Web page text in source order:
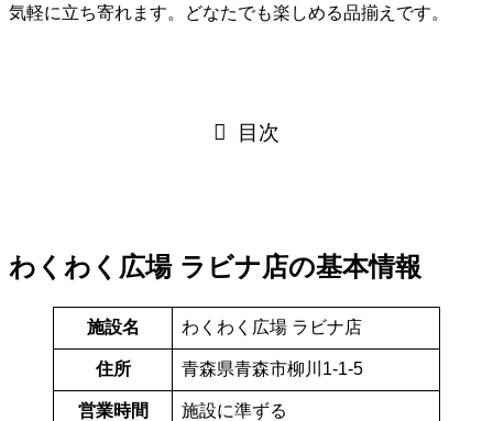
気軽に立ち寄れます。どなたでも楽しめる品揃えです。
目次
わくわく広場 ラビナ店の基本情報
施設名 わくわく広場 ラビナ店
住所 青森県青森市柳川1-1-5
営業時間 施設に準ずる